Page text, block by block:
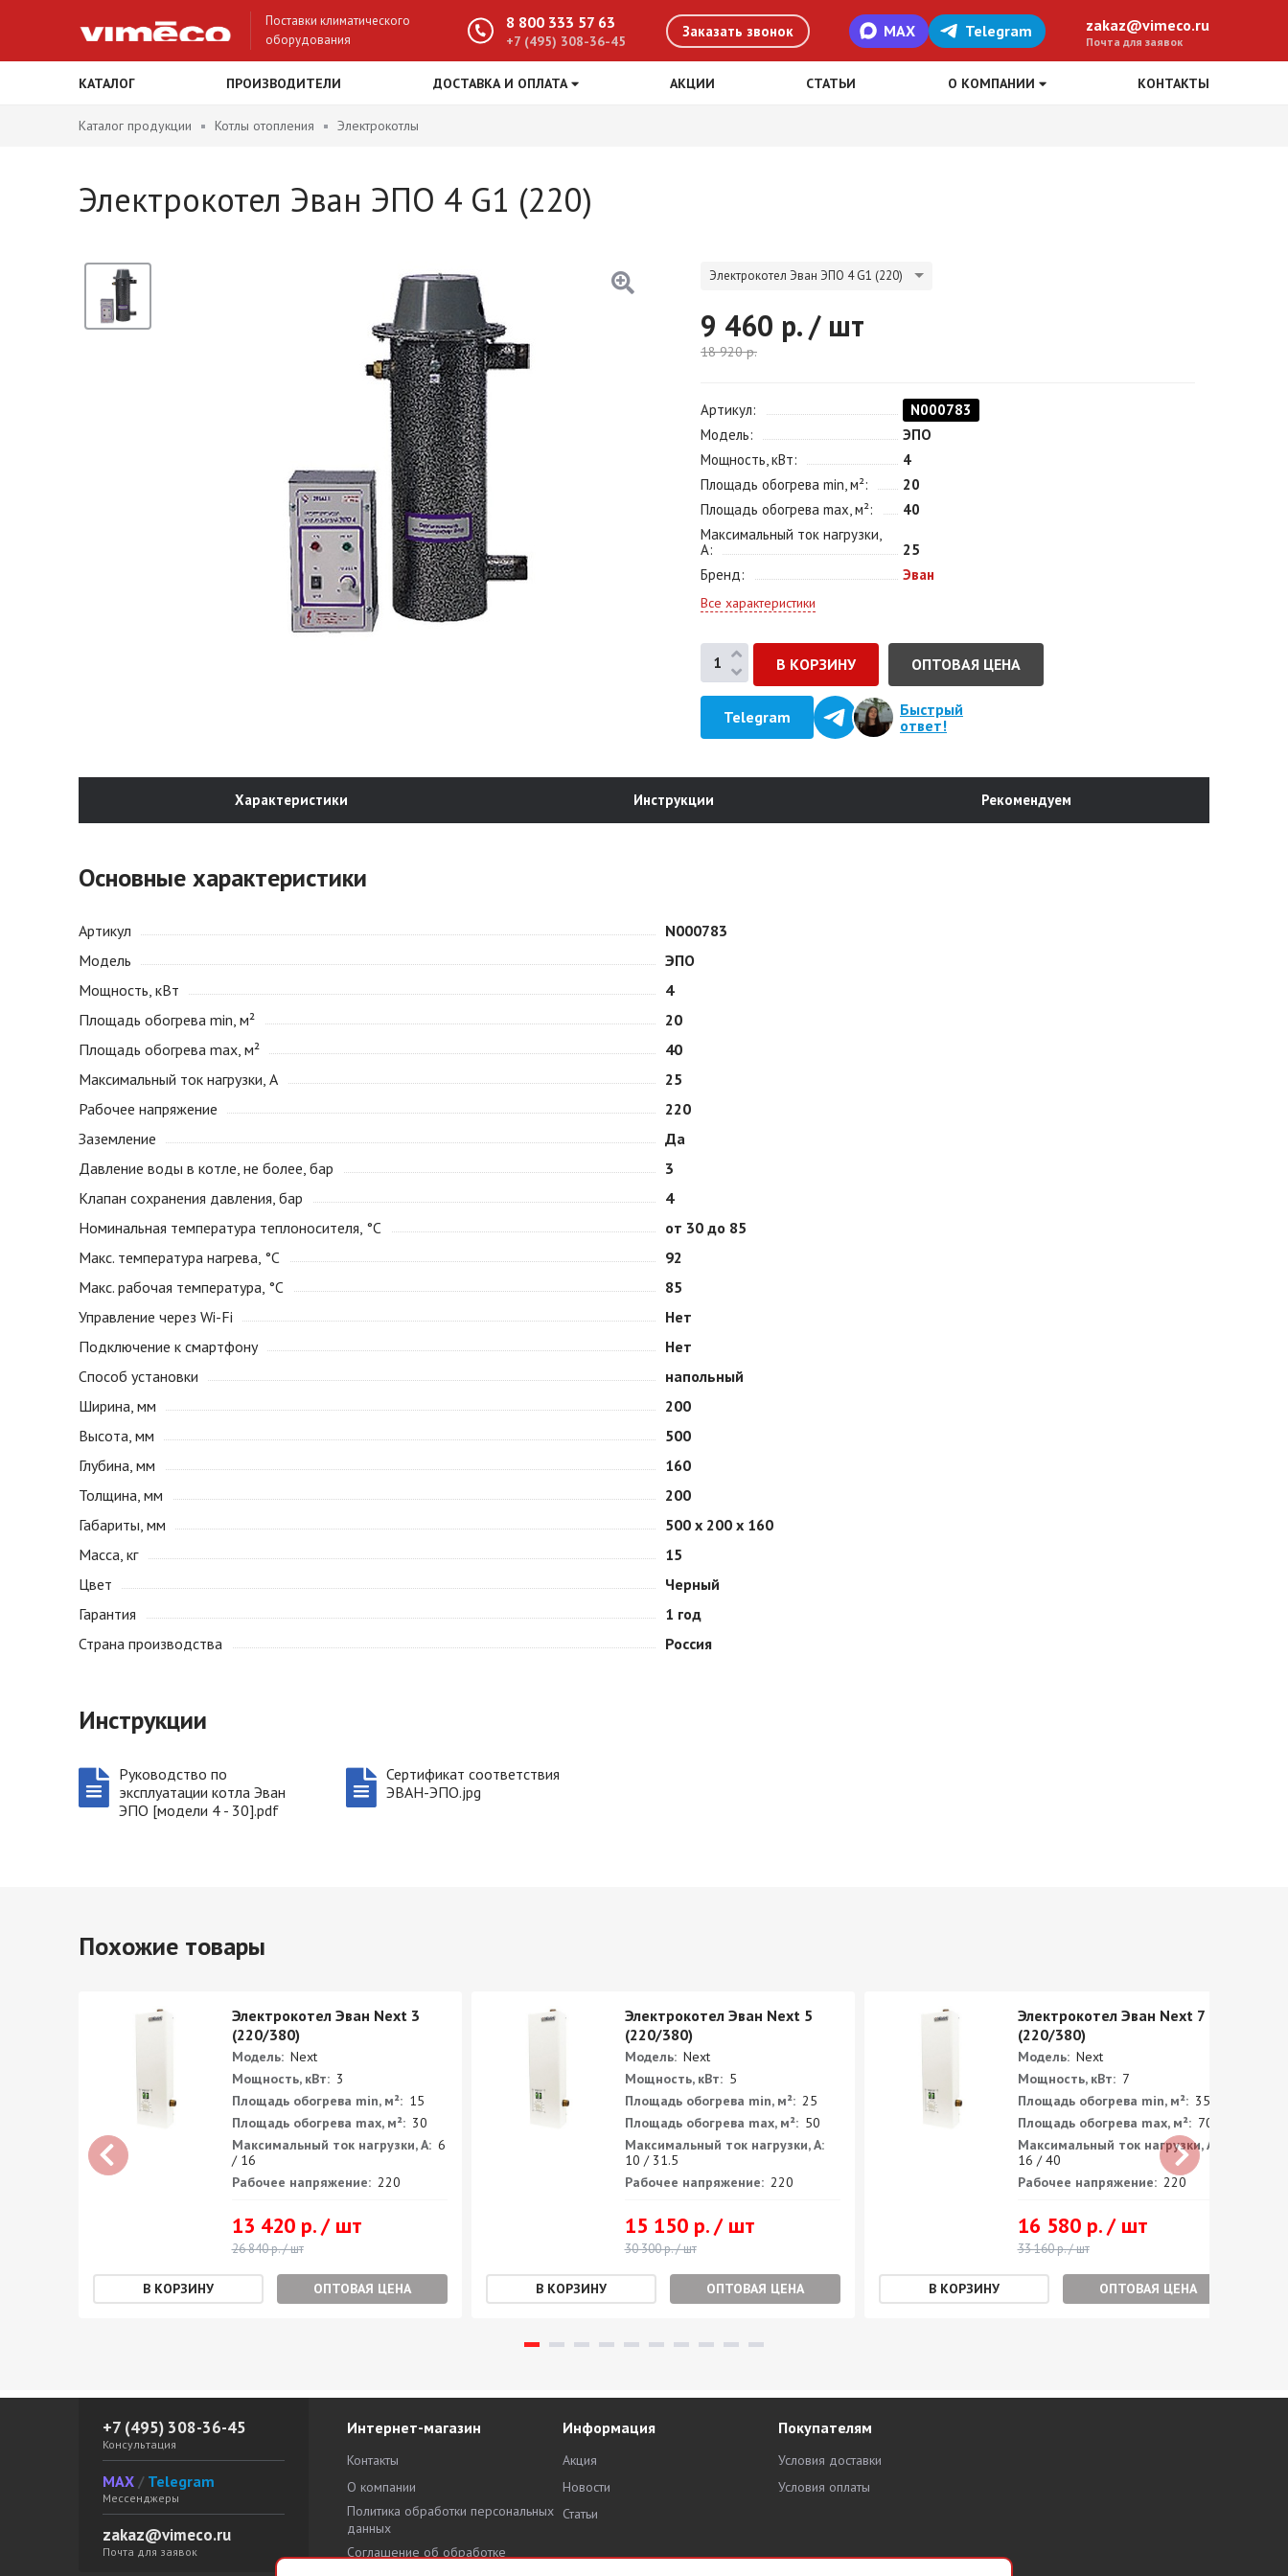
Поставки климатического
оборудования
8 800 333 57 63
+7 (495) 308-36-45
Заказать звонок MAX Telegram zakaz@vimeco.ru
Почта для заявок
КАТАЛОГ ПРОИЗВОДИТЕЛИ ДОСТАВКА И ОПЛАТА АКЦИИ СТАТЬИ О КОМПАНИИ КОНТАКТЫ
Каталог продукции Котлы отопления Электрокотлы
Электрокотел Эван ЭПО 4 G1 (220)
Электрокотел Эван ЭПО 4 G1 (220)
9 460 р. / шт
18 920р.
Артикул
N000783
Модель
ЭПО
Мощность, кВт
4
Площадь обогрева min, м²
20
Площадь обогрева max, м²
40
Максимальный ток нагрузки,
А
25
Бренд
Эван
Все характеристики
ОПТОВАЯ ЦЕНА
Telegram
Быстрый
ответ!
Характеристики Инструкции Рекомендуем
Основные характеристики
Артикул
N000783
Модель
ЭПО
Мощность, кВт
4
Площадь обогрева min, м²
20
Площадь обогрева max, м²
40
Максимальный ток нагрузки, А
25
Рабочее напряжение
220
Заземление
Да
Давление воды в котле, не более, бар
3
Клапан сохранения давления, бар
4
Номинальная температура теплоносителя, °С
от 30 до 85
Макс. температура нагрева, °С
92
Макс. рабочая температура, °С
85
Управление через Wi-Fi
Нет
Подключение к смартфону
Нет
Способ установки
напольный
Ширина, мм
200
Высота, мм
500
Глубина, мм
160
Толщина, мм
200
Габариты, мм
500 х 200 х 160
Масса, кг
15
Цвет
Черный
Гарантия
1 год
Страна производства
Россия
Инструкции
Руководство по
эксплуатации котла Эван
ЭПО [модели 4 - 30].pdf
Сертификат соответствия
ЭВАН-ЭПО.jpg
Похожие товары
Электрокотел Эван Next 3
(220/380)
Модель: Next
Мощность, кВт: 3
Площадь обогрева min, м²: 15
Площадь обогрева max, м²: 30
Максимальный ток нагрузки, А: 6
/ 16
Рабочее напряжение: 220
13 420 р. / шт
26 840 р. / шт
ОПТОВАЯ ЦЕНА
Электрокотел Эван Next 5
(220/380)
Модель: Next
Мощность, кВт: 5
Площадь обогрева min, м²: 25
Площадь обогрева max, м²: 50
Максимальный ток нагрузки, А:
10 / 31.5
Рабочее напряжение: 220
15 150 р. / шт
30 300 р. / шт
ОПТОВАЯ ЦЕНА
Электрокотел Эван Next 7
(220/380)
Модель: Next
Мощность, кВт: 7
Площадь обогрева min, м²: 35
Площадь обогрева max, м²: 70
Максимальный ток нагрузки, А:
16 / 40
Рабочее напряжение: 220
16 580 р. / шт
33 160 р. / шт
ОПТОВАЯ ЦЕНА
+7 (495) 308-36-45
Консультация
MAX / Telegram
Мессенджеры
zakaz@vimeco.ru
Почта для заявок
Интернет-магазин
Контакты
О компании
Политика обработки персональных
данных
Соглашение об обработке
Информация
Акция
Новости
Статьи
Покупателям
Условия доставки
Условия оплаты